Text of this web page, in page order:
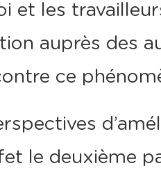
et les
auprès des
ce
le deuxième